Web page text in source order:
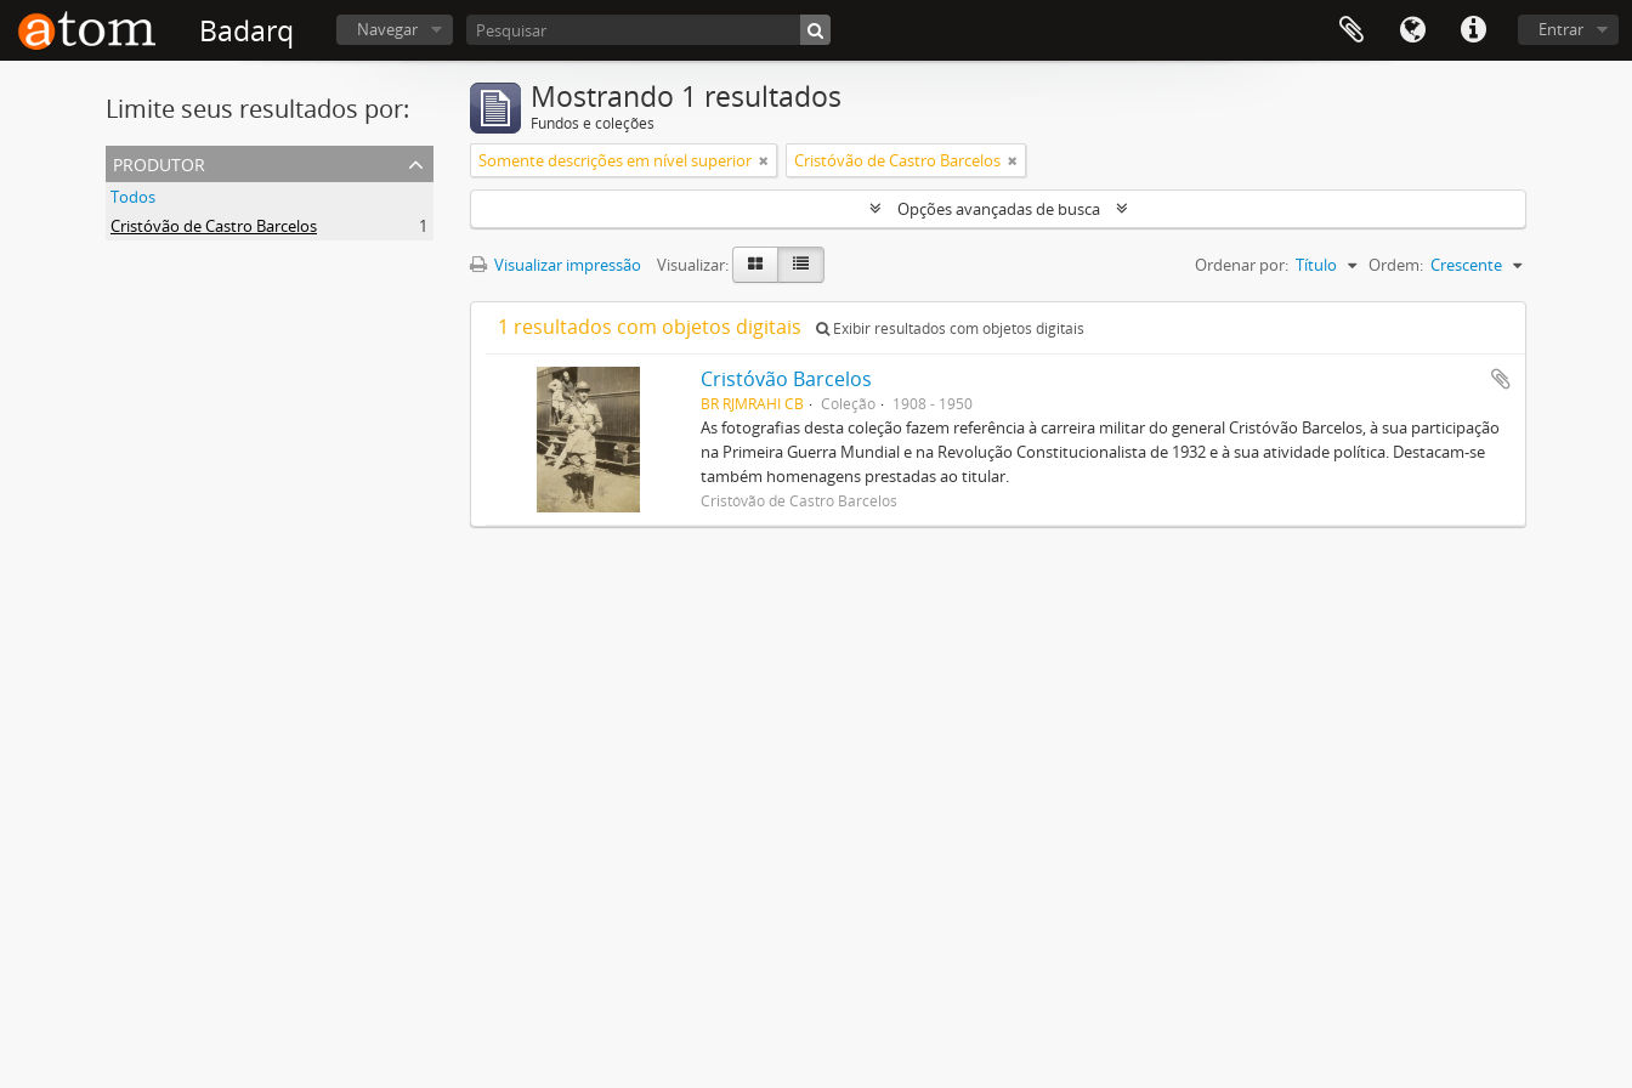
Badarq Navegar Entrar
Limite seus resultados por:
produtor
Todos
Cristóvão de Castro Barcelos
1
Mostrando 1 resultados
Fundos e coleções
Somente descrições em nível superior Cristóvão de Castro Barcelos
Opções avançadas de busca
Visualizar impressão Visualizar: Ordenar por: Título Ordem: Crescente
1 resultados com objetos digitais Exibir resultados com objetos digitais
Cristóvão Barcelos
BR RJMRAHI CB Coleção 1908 - 1950
As fotografias desta coleção fazem referência à carreira militar do general Cristóvão Barcelos, à sua participação
na Primeira Guerra Mundial e na Revolução Constitucionalista de 1932 e à sua atividade política. Destacam-se
também homenagens prestadas ao titular.
Cristóvão de Castro Barcelos